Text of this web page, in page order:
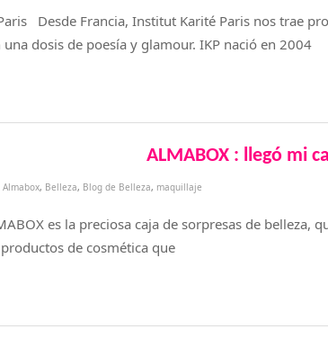
Desde Francia, Institut Karité Paris nos trae
dosis de poesía y glamour. IKP nació en 2004
ALMABOX : llegó mi
Almabox, Belleza, Blog de Belleza, maquillaje
es la preciosa caja de sorpresas de belleza,
de cosmética que